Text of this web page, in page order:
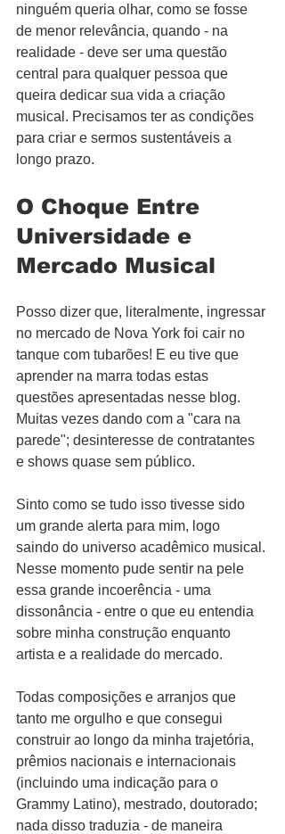
ninguém queria olhar, como se fosse
de menor relevância, quando - na
realidade - deve ser uma questão
central para qualquer pessoa que
queira dedicar sua vida a criação
musical. Precisamos ter as condições
para criar e sermos sustentáveis a
longo prazo.
O Choque Entre
Universidade e
Mercado Musical
Posso dizer que, literalmente, ingressar
no mercado de Nova York foi cair no
tanque com tubarões! E eu tive que
aprender na marra todas estas
questões apresentadas nesse blog.
Muitas vezes dando com a "cara na
parede"; desinteresse de contratantes
e shows quase sem público.
Sinto como se tudo isso tivesse sido
um grande alerta para mim, logo
saindo do universo acadêmico musical.
Nesse momento pude sentir na pele
essa grande incoerência - uma
dissonância - entre o que eu entendia
sobre minha construção enquanto
artista e a realidade do mercado.
Todas composições e arranjos que
tanto me orgulho e que consegui
construir ao longo da minha trajetória,
prêmios nacionais e internacionais
(incluindo uma indicação para o
Grammy Latino), mestrado, doutorado;
nada disso traduzia - de maneira